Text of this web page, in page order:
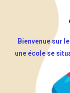
Bienvenue sur
une école se